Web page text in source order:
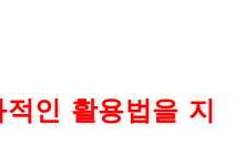
인 활용법을 지